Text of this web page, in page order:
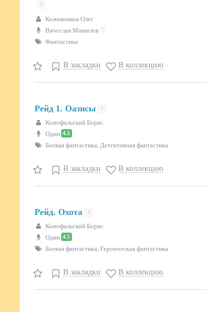
?
Кожевников Олег
Вячеслав Манылов ?
Фантастика
В закладки В коллекцию
Рейд 1. Оазисы ?
Конофальский Борис
Один 4.5
Боевая фантастика, Детективная фантастика
В закладки В коллекцию
Рейд. Охота ?
Конофальский Борис
Один 4.5
Боевая фантастика, Героическая фантастика
В закладки В коллекцию